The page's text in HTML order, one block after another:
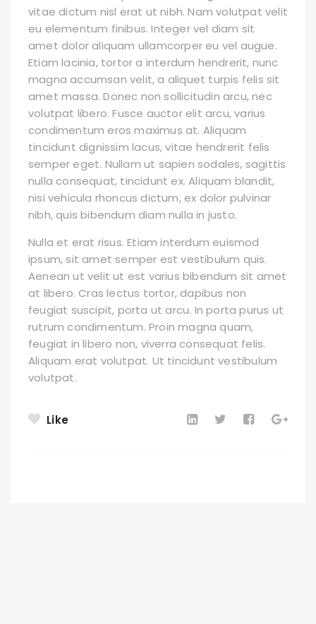
vitae dictum nisl erat ut nibh. Nam volutpat velit
eu elementum finibus. Integer vel diam sit
amet dolor aliquam ullamcorper eu vel augue.
Etiam lacinia, tortor a interdum hendrerit, nunc
magna accumsan velit, a aliquet turpis felis sit
amet massa. Donec non sollicitudin arcu, nec
volutpat libero. Fusce auctor elit arcu, varius
condimentum eros maximus at. Aliquam
tincidunt dignissim lacus, vitae hendrerit felis
semper eget. Nullam ut sapien sodales, sagittis
nulla consequat, tincidunt ex. Aliquam blandit,
nisi vehicula rhoncus dictum, ex dolor pulvinar
nibh, quis bibendum diam nulla in justo.
Nulla et erat risus. Etiam interdum euismod
ipsum, sit amet semper est vestibulum quis.
Aenean ut velit ut est varius bibendum sit amet
at libero. Cras lectus tortor, dapibus non
feugiat suscipit, porta ut arcu. In porta purus ut
rutrum condimentum. Proin magna quam,
feugiat in libero non, viverra consequat felis.
Aliquam erat volutpat. Ut tincidunt vestibulum
volutpat.
Like